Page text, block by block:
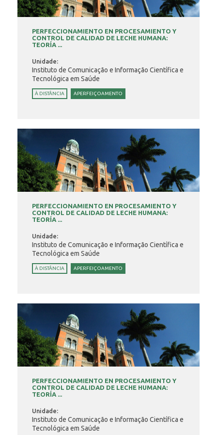
PERFECCIONAMIENTO EN PROCESAMIENTO Y
CONTROL DE CALIDAD DE LECHE HUMANA:
TEORÍA ...
Unidade:
Instituto de Comunicação e Informação Científica e
Tecnológica em Saúde
À DISTÂNCIA APERFEIÇOAMENTO
PERFECCIONAMIENTO EN PROCESAMIENTO Y
CONTROL DE CALIDAD DE LECHE HUMANA:
TEORÍA ...
Unidade:
Instituto de Comunicação e Informação Científica e
Tecnológica em Saúde
À DISTÂNCIA APERFEIÇOAMENTO
PERFECCIONAMIENTO EN PROCESAMIENTO Y
CONTROL DE CALIDAD DE LECHE HUMANA:
TEORÍA ...
Unidade:
Instituto de Comunicação e Informação Científica e
Tecnológica em Saúde